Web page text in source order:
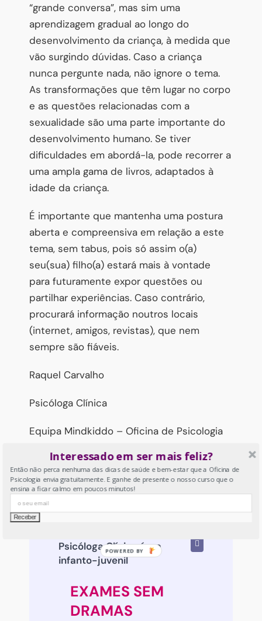
“grande conversa”, mas sim uma
aprendizagem gradual ao longo do
desenvolvimento da criança, à medida que
vão surgindo dúvidas. Caso a criança
nunca pergunte nada, não ignore o tema.
As transformações que têm lugar no corpo
e as questões relacionadas com a
sexualidade são uma parte importante do
desenvolvimento humano. Se tiver
dificuldades em abordá-la, pode recorrer a
uma ampla gama de livros, adaptados à
idade da criança.
É importante que mantenha uma postura
aberta e compreensiva em relação a este
tema, sem tabus, pois só assim o(a)
seu(sua) filho(a) estará mais à vontade
para futuramente expor questões ou
partilhar experiências. Caso contrário,
procurará informação noutros locais
(internet, amigos, revistas), que nem
sempre são fiáveis.
Raquel Carvalho
Psicóloga Clínica
Equipa Mindkiddo – Oficina de Psicologia
Psicóloga Clínica área
infanto-juvenil
EXAMES SEM
DRAMAS
Interessado em ser mais feliz?
Então não perca nenhuma das dicas de saúde e bem-estar que a Oficina de
Psicologia envia gratuitamente. E ganhe de presente o nosso curso que o
ensina a ficar calmo em poucos minutos!